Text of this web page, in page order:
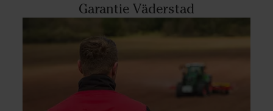
Garantie Väderstad